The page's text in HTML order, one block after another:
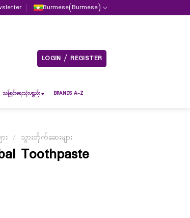
Burmese(Burmese)
LOGIN / REGISTER
သန့်ရှင်းရေးသုံးပစ္စည်း BRANDS A-Z
း / သွားတိုက်ဆေးများ
Toothpaste